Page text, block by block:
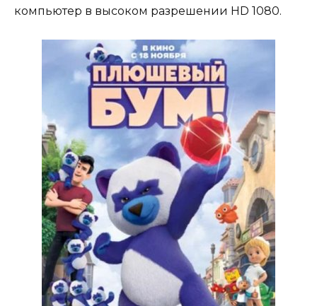
компьютер в высоком разрешении HD 1080.